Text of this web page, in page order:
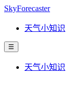
SkyForecaster
天气小知识
☰
天气小知识